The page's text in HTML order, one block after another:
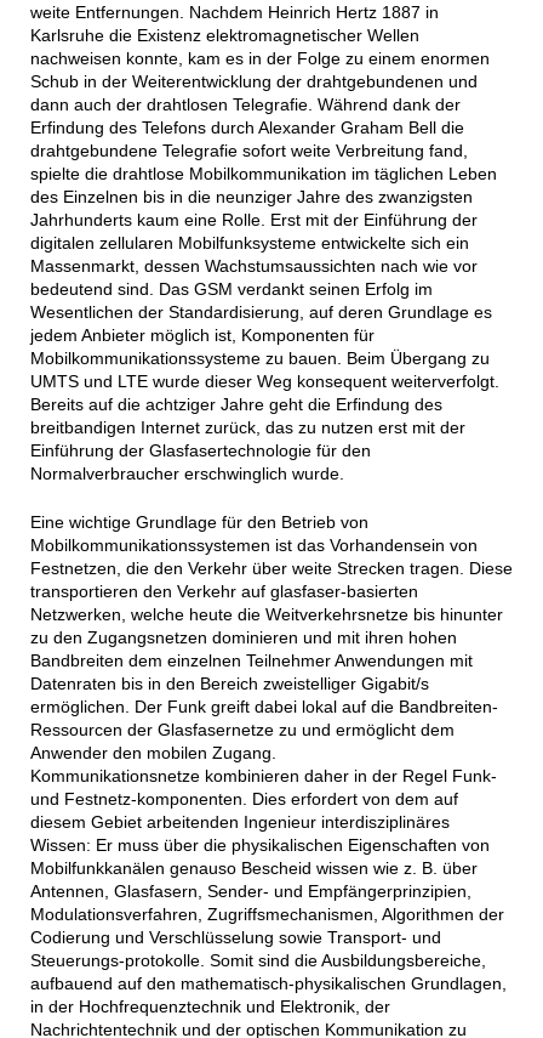
weite Entfernungen. Nachdem Heinrich Hertz 1887 in
Karlsruhe die Existenz elektromagnetischer Wellen
nachweisen konnte, kam es in der Folge zu einem enormen
Schub in der Weiterentwicklung der drahtgebundenen und
dann auch der drahtlosen Telegrafie. Während dank der
Erfindung des Telefons durch Alexander Graham Bell die
drahtgebundene Telegrafie sofort weite Verbreitung fand,
spielte die drahtlose Mobilkommunikation im täglichen Leben
des Einzelnen bis in die neunziger Jahre des zwanzigsten
Jahrhunderts kaum eine Rolle. Erst mit der Einführung der
digitalen zellularen Mobilfunksysteme entwickelte sich ein
Massenmarkt, dessen Wachstumsaussichten nach wie vor
bedeutend sind. Das GSM verdankt seinen Erfolg im
Wesentlichen der Standardisierung, auf deren Grundlage es
jedem Anbieter möglich ist, Komponenten für
Mobilkommunikationssysteme zu bauen. Beim Übergang zu
UMTS und LTE wurde dieser Weg konsequent weiterverfolgt.
Bereits auf die achtziger Jahre geht die Erfindung des
breitbandigen Internet zurück, das zu nutzen erst mit der
Einführung der Glasfasertechnologie für den
Normalverbraucher erschwinglich wurde.
Eine wichtige Grundlage für den Betrieb von
Mobilkommunikationssystemen ist das Vorhandensein von
Festnetzen, die den Verkehr über weite Strecken tragen. Diese
transportieren den Verkehr auf glasfaser-basierten
Netzwerken, welche heute die Weitverkehrsnetze bis hinunter
zu den Zugangsnetzen dominieren und mit ihren hohen
Bandbreiten dem einzelnen Teilnehmer Anwendungen mit
Datenraten bis in den Bereich zweistelliger Gigabit/s
ermöglichen. Der Funk greift dabei lokal auf die Bandbreiten-
Ressourcen der Glasfasernetze zu und ermöglicht dem
Anwender den mobilen Zugang.
Kommunikationsnetze kombinieren daher in der Regel Funk-
und Festnetz-komponenten. Dies erfordert von dem auf
diesem Gebiet arbeitenden Ingenieur interdisziplinäres
Wissen: Er muss über die physikalischen Eigenschaften von
Mobilfunkkanälen genauso Bescheid wissen wie z. B. über
Antennen, Glasfasern, Sender- und Empfängerprinzipien,
Modulationsverfahren, Zugriffsmechanismen, Algorithmen der
Codierung und Verschlüsselung sowie Transport- und
Steuerungs-protokolle. Somit sind die Ausbildungsbereiche,
aufbauend auf den mathematisch-physikalischen Grundlagen,
in der Hochfrequenztechnik und Elektronik, der
Nachrichtentechnik und der optischen Kommunikation zu